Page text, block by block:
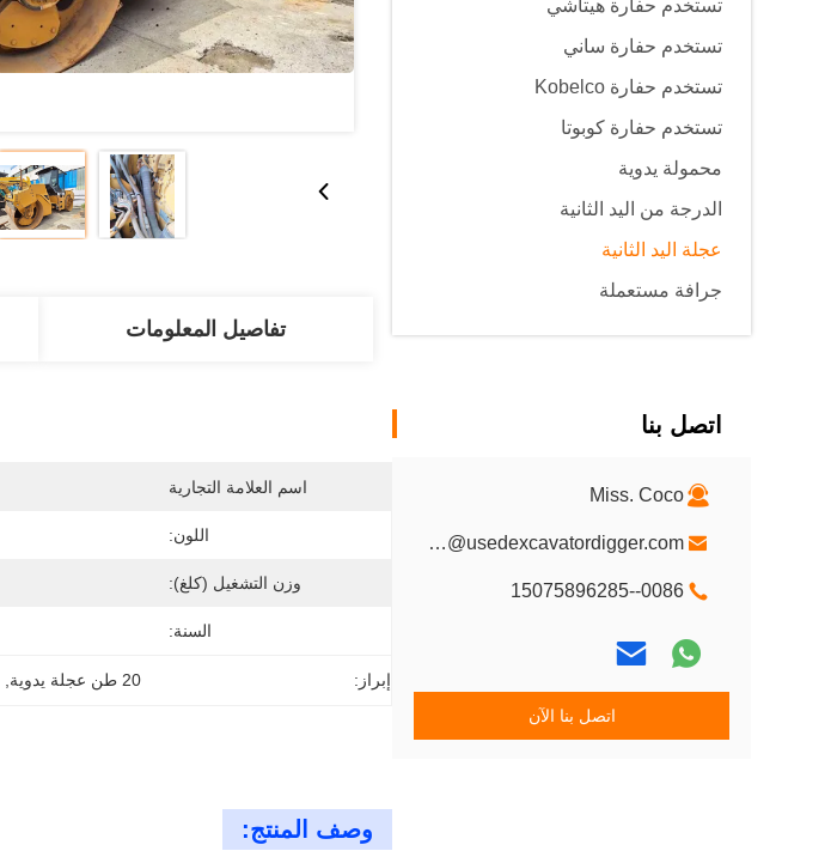
تستخدم حفارة هيتاشي
تستخدم حفارة ساني
تستخدم حفارة Kobelco
تستخدم حفارة كوبوتا
محمولة يدوية
الدرجة من اليد الثانية
عجلة اليد الثانية
جرافة مستعملة
اتصل بنا
Miss. Coco
Oltx-1@usedexcavatordigger.com
0086--15075896285
اتصل بنا الآن
تفاصيل المعلومات
اسم العلامة التجارية
اللون:
وزن التشغيل (كلغ):
السنة:
إبراز: 20 طن عجلة يدوية
وصف المنتج: